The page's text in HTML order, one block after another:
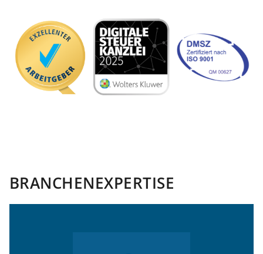
BRANCHENEXPERTISE